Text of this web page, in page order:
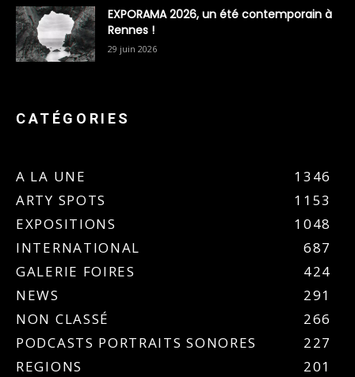
EXPORAMA 2026, un été contemporain à
Rennes !
29 juin 2026
CATÉGORIES
A LA UNE
1346
ARTY SPOTS
1153
EXPOSITIONS
1048
INTERNATIONAL
687
GALERIE FOIRES
424
NEWS
291
NON CLASSÉ
266
PODCASTS PORTRAITS SONORES
227
REGIONS
201